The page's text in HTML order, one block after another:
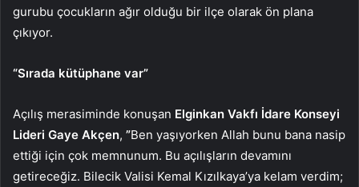
gurubu çocukların ağır olduğu bir ilçe olarak ön plana
çıkıyor.
“Sırada kütüphane var”
Açılış merasiminde konuşan Elginkan Vakfı İdare Konseyi
Lideri Gaye Akçen, ”Ben yaşıyorken Allah bunu bana nasip
ettiği için çok memnunum. Bu açılışların devamını
getireceğiz. Bilecik Valisi Kemal Kızılkaya’ya kelam verdim;